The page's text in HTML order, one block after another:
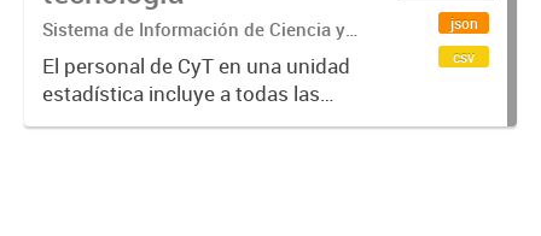
Sistema de Información de Ciencia y
Tecnología Argentino (SICYTAR)
El personal de CyT en una unidad
estadística incluye a todas las
personas involucradas
json
csv